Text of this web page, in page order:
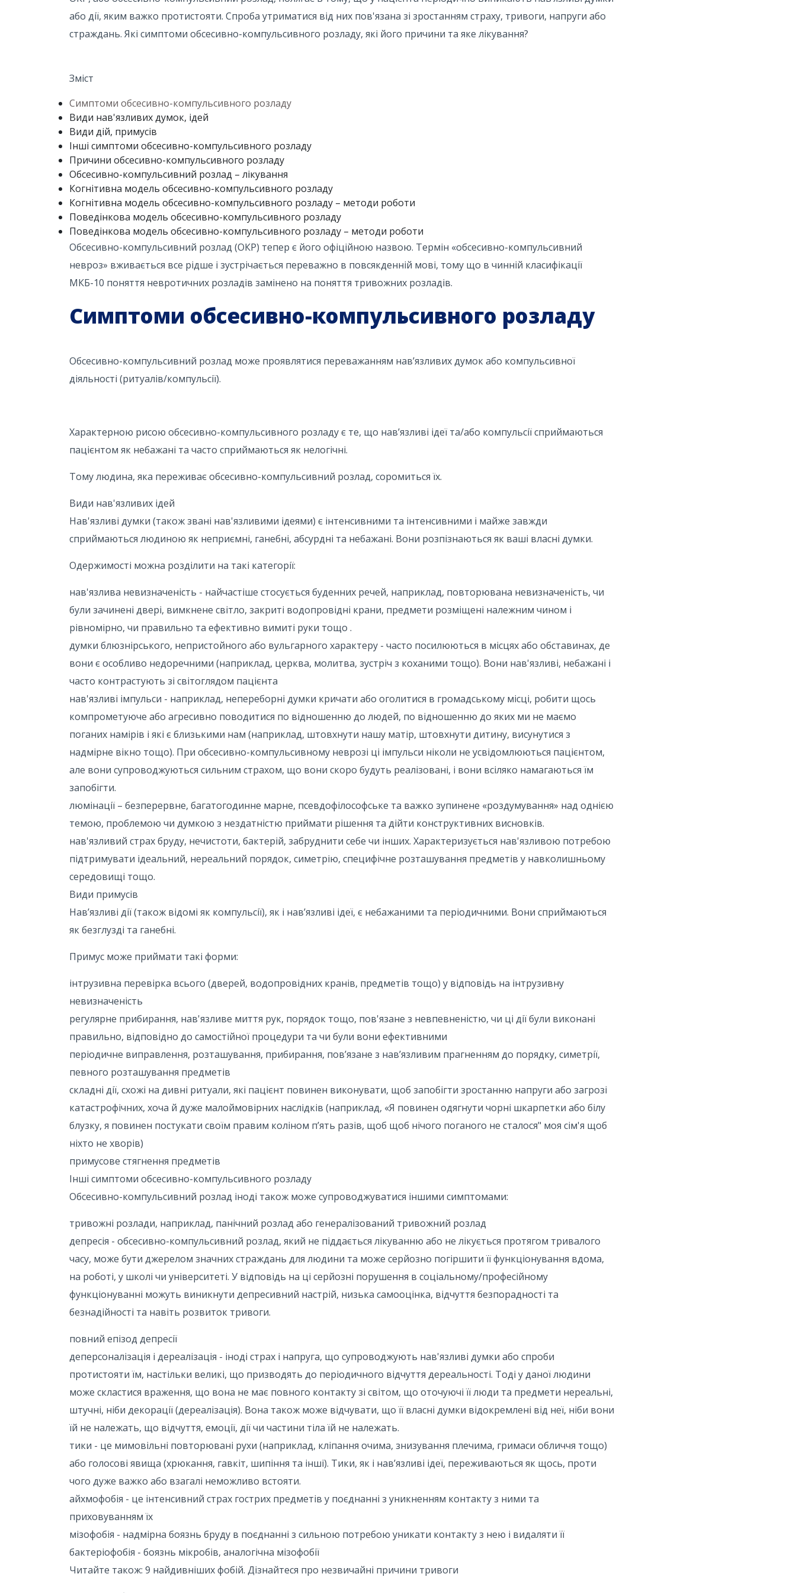
або дії, яким важко протистояти. Спроба утриматися від них пов'язана зі зростанням страху, тривоги, напруги або
страждань. Які симптоми обсесивно-компульсивного розладу, які його причини та яке лікування?
Зміст
Симптоми обсесивно-компульсивного розладу
Види нав'язливих думок, ідей
Види дій, примусів
Інші симптоми обсесивно-компульсивного розладу
Причини обсесивно-компульсивного розладу
Обсесивно-компульсивний розлад – лікування
Когнітивна модель обсесивно-компульсивного розладу
Когнітивна модель обсесивно-компульсивного розладу – методи роботи
Поведінкова модель обсесивно-компульсивного розладу
Поведінкова модель обсесивно-компульсивного розладу – методи роботи
Обсесивно-компульсивний розлад (ОКР) тепер є його офіційною назвою. Термін «обсесивно-компульсивний
невроз» вживається все рідше і зустрічається переважно в повсякденній мові, тому що в чинній класифікації
МКБ-10 поняття невротичних розладів замінено на поняття тривожних розладів.
Симптоми обсесивно-компульсивного розладу
Обсесивно-компульсивний розлад може проявлятися переважанням нав’язливих думок або компульсивної
діяльності (ритуалів/компульсії).
Характерною рисою обсесивно-компульсивного розладу є те, що нав’язливі ідеї та/або компульсії сприймаються
пацієнтом як небажані та часто сприймаються як нелогічні.
Тому людина, яка переживає обсесивно-компульсивний розлад, соромиться їх.
Види нав'язливих ідей
Нав'язливі думки (також звані нав'язливими ідеями) є інтенсивними та інтенсивними і майже завжди
сприймаються людиною як неприємні, ганебні, абсурдні та небажані. Вони розпізнаються як ваші власні думки.
Одержимості можна розділити на такі категорії:
нав'язлива невизначеність - найчастіше стосується буденних речей, наприклад, повторювана невизначеність, чи
були зачинені двері, вимкнене світло, закриті водопровідні крани, предмети розміщені належним чином і
рівномірно, чи правильно та ефективно вимиті руки тощо .
думки блюзнірського, непристойного або вульгарного характеру - часто посилюються в місцях або обставинах, де
вони є особливо недоречними (наприклад, церква, молитва, зустріч з коханими тощо). Вони нав'язливі, небажані і
часто контрастують зі світоглядом пацієнта
нав'язливі імпульси - наприклад, непереборні думки кричати або оголитися в громадському місці, робити щось
компрометуюче або агресивно поводитися по відношенню до людей, по відношенню до яких ми не маємо
поганих намірів і які є близькими нам (наприклад, штовхнути нашу матір, штовхнути дитину, висунутися з
надмірне вікно тощо). При обсесивно-компульсивному неврозі ці імпульси ніколи не усвідомлюються пацієнтом,
але вони супроводжуються сильним страхом, що вони скоро будуть реалізовані, і вони всіляко намагаються їм
запобігти.
люмінації – безперервне, багатогодинне марне, псевдофілософське та важко зупинене «роздумування» над однією
темою, проблемою чи думкою з нездатністю приймати рішення та дійти конструктивних висновків.
нав'язливий страх бруду, нечистоти, бактерій, забруднити себе чи інших. Характеризується нав'язливою потребою
підтримувати ідеальний, нереальний порядок, симетрію, специфічне розташування предметів у навколишньому
середовищі тощо.
Види примусів
Нав’язливі дії (також відомі як компульсії), як і нав’язливі ідеї, є небажаними та періодичними. Вони сприймаються
як безглузді та ганебні.
Примус може приймати такі форми:
інтрузивна перевірка всього (дверей, водопровідних кранів, предметів тощо) у відповідь на інтрузивну
невизначеність
регулярне прибирання, нав'язливе миття рук, порядок тощо, пов'язане з невпевненістю, чи ці дії були виконані
правильно, відповідно до самостійної процедури та чи були вони ефективними
періодичне виправлення, розташування, прибирання, пов’язане з нав’язливим прагненням до порядку, симетрії,
певного розташування предметів
складні дії, схожі на дивні ритуали, які пацієнт повинен виконувати, щоб запобігти зростанню напруги або загрозі
катастрофічних, хоча й дуже малоймовірних наслідків (наприклад, «Я повинен одягнути чорні шкарпетки або білу
блузку, я повинен постукати своїм правим коліном п’ять разів, щоб щоб нічого поганого не сталося" моя сім'я щоб
ніхто не хворів)
примусове стягнення предметів
Інші симптоми обсесивно-компульсивного розладу
Обсесивно-компульсивний розлад іноді також може супроводжуватися іншими симптомами:
тривожні розлади, наприклад, панічний розлад або генералізований тривожний розлад
депресія - обсесивно-компульсивний розлад, який не піддається лікуванню або не лікується протягом тривалого
часу, може бути джерелом значних страждань для людини та може серйозно погіршити її функціонування вдома,
на роботі, у школі чи університеті. У відповідь на ці серйозні порушення в соціальному/професійному
функціонуванні можуть виникнути депресивний настрій, низька самооцінка, відчуття безпорадності та
безнадійності та навіть розвиток тривоги.
повний епізод депресії
деперсоналізація і дереалізація - іноді страх і напруга, що супроводжують нав'язливі думки або спроби
протистояти їм, настільки великі, що призводять до періодичного відчуття дереальності. Тоді у даної людини
може скластися враження, що вона не має повного контакту зі світом, що оточуючі її люди та предмети нереальні,
штучні, ніби декорації (дереалізація). Вона також може відчувати, що її власні думки відокремлені від неї, ніби вони
їй не належать, що відчуття, емоції, дії чи частини тіла їй не належать.
тики - це мимовільні повторювані рухи (наприклад, кліпання очима, знизування плечима, гримаси обличчя тощо)
або голосові явища (хрюкання, гавкіт, шипіння та інші). Тики, як і нав’язливі ідеї, переживаються як щось, проти
чого дуже важко або взагалі неможливо встояти.
айхмофобія - це інтенсивний страх гострих предметів у поєднанні з уникненням контакту з ними та
приховуванням їх
мізофобія - надмірна боязнь бруду в поєднанні з сильною потребою уникати контакту з нею і видаляти її
бактеріофобія - боязнь мікробів, аналогічна мізофобії
Читайте також: 9 найдивніших фобій. Дізнайтеся про незвичайні причини тривоги